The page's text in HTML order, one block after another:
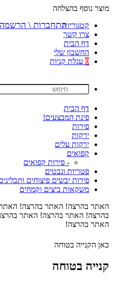
מוצר נוסף בהצלחה
קטגוריות
צרו קשר
דף הבית
החשבון שלי
0 עגלת קניות
דף הבית
פינת המבצעים!
פירות
ירקות
ירקות עלים
קפואים
- פירות קפואים
פטריות ונבטים
פירות יבשים פיצוחים
משקאות ביצים וקמחים
האתר בהרצה! האתר בהרצה!
בהרצה! האתר בהרצה! האתר
האתר בהרצה!
כאן הקנייה בטוחה
קנייה בטוחה
התחברות \ הרשמה